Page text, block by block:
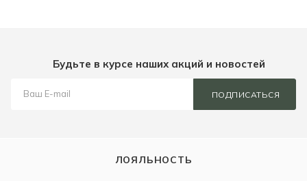
Будьте в курсе наших акций и новостей
ПОДПИСАТЬСЯ
ЛОЯЛЬНОСТЬ